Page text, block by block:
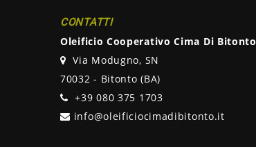
CONTATTI
Oleificio Cooperativo Cima Di Bitonto
Via Modugno, SN
70032 - Bitonto (BA)
+39 080 375 1703
info@oleificiocimadibitonto.it